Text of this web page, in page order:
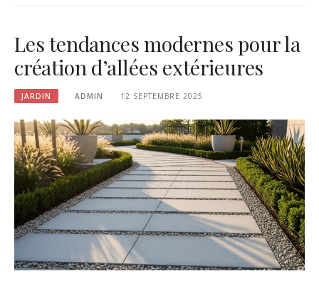
Les tendances modernes pour la
création d’allées extérieures
JARDIN ADMIN 12 SEPTEMBRE 2025